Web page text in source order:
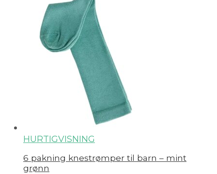
HURTIGVISNING
6 pakning knestrømper til barn – mint
grønn